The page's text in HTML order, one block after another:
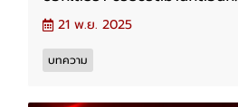
21 พ.ย. 2025
บทความ